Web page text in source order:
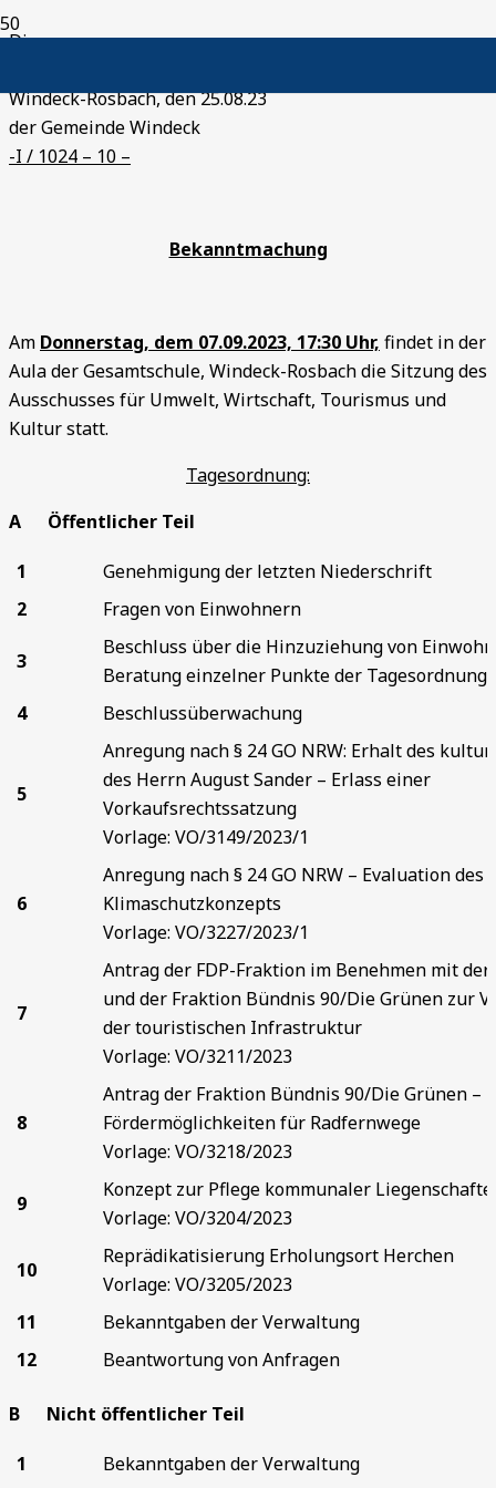
Die
Windeck-Rosbach, den 25.08.23
der Gemeinde Windeck
-I / 1024 – 10 –
Bekanntmachung
Am Donnerstag, dem 07.09.2023, 17:30 Uhr, findet in der
Aula der Gesamtschule, Windeck-Rosbach die Sitzung des
Ausschusses für Umwelt, Wirtschaft, Tourismus und
Kultur statt.
Tagesordnung:
A Öffentlicher Teil
1
Genehmigung der letzten Niederschrift
2
Fragen von Einwohnern
3
Beschluss über die Hinzuziehung von
Beratung einzelner Punkte der Tagesordnung
4
Beschlussüberwachung
5
Anregung nach § 24 GO NRW: Erhalt des
des Herrn August Sander – Erlass einer
Vorkaufsrechtssatzung
Vorlage: VO/3149/2023/1
6
Anregung nach § 24 GO NRW – Evaluation des
Klimaschutzkonzepts
Vorlage: VO/3227/2023/1
7
Antrag der FDP-Fraktion im Benehmen mit
und der Fraktion Bündnis 90/Die Grünen zur
der touristischen Infrastruktur
Vorlage: VO/3211/2023
8
Antrag der Fraktion Bündnis 90/Die Grünen –
Fördermöglichkeiten für Radfernwege
Vorlage: VO/3218/2023
9
Konzept zur Pflege kommunaler
Vorlage: VO/3204/2023
10
Reprädikatisierung Erholungsort Herchen
Vorlage: VO/3205/2023
11
Bekanntgaben der Verwaltung
12
Beantwortung von Anfragen
B Nicht öffentlicher Teil
1 Bekanntgaben der Verwaltung